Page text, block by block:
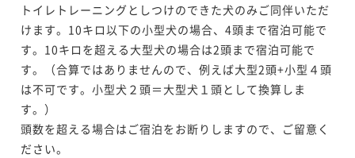
トイレトレーニングとしつけのできた犬のみご同伴いただ
けます。10キロ以下の小型犬の場合、4頭まで宿泊可能で
す。10キロを超える大型犬の場合は2頭まで宿泊可能で
す。（合算ではありませんので、例えば大型2頭+小型４頭
は不可です。小型犬２頭＝大型犬１頭として換算しま
す。）
頭数を超える場合はご宿泊をお断りしますので、ご留意く
ださい。